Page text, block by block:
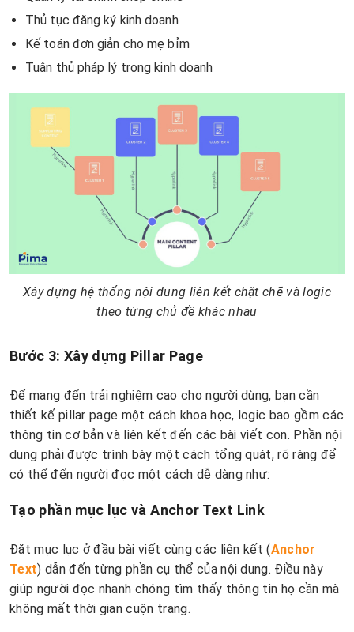
Thủ tục đăng ký kinh doanh
Kế toán đơn giản cho mẹ bỉm
Tuân thủ pháp lý trong kinh doanh
Xây dựng hệ thống nội dung liên kết chặt chẽ và logic
theo từng chủ đề khác nhau
Bước 3: Xây dựng Pillar Page
Để mang đến trải nghiệm cao cho người dùng, bạn cần
thiết kế pillar page một cách khoa học, logic bao gồm các
thông tin cơ bản và liên kết đến các bài viết con. Phần nội
dung phải được trình bày một cách tổng quát, rõ ràng để
có thể đến người đọc một cách dễ dàng như:
Tạo phần mục lục và Anchor Text Link
Đặt mục lục ở đầu bài viết cùng các liên kết (Anchor
Text) dẫn đến từng phần cụ thể của nội dung. Điều này
giúp người đọc nhanh chóng tìm thấy thông tin họ cần mà
không mất thời gian cuộn trang.